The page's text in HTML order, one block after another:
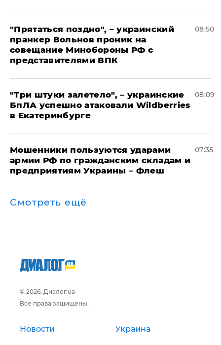
"Прятаться поздно", – украинский
пранкер Вольнов проник на
совещание Минобороны РФ с
представителями ВПК
08:50
"Три штуки залетело", – украинские
БпЛА успешно атаковали Wildberries
в Екатеринбурге
08:09
Мошенники пользуются ударами
армии РФ по гражданским складам и
предприятиям Украины – Флеш
07:35
Смотреть ещё
© 2026, Диалог.ua
Все права защищены.
Новости Украина